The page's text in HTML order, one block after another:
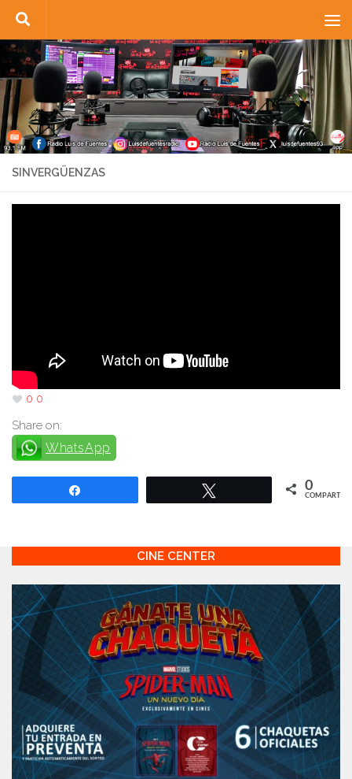
Saltar al contenido
SINVERGÜENZAS
0 0
Share on:
WhatsApp
0
COMPARTIR
CINE CENTER